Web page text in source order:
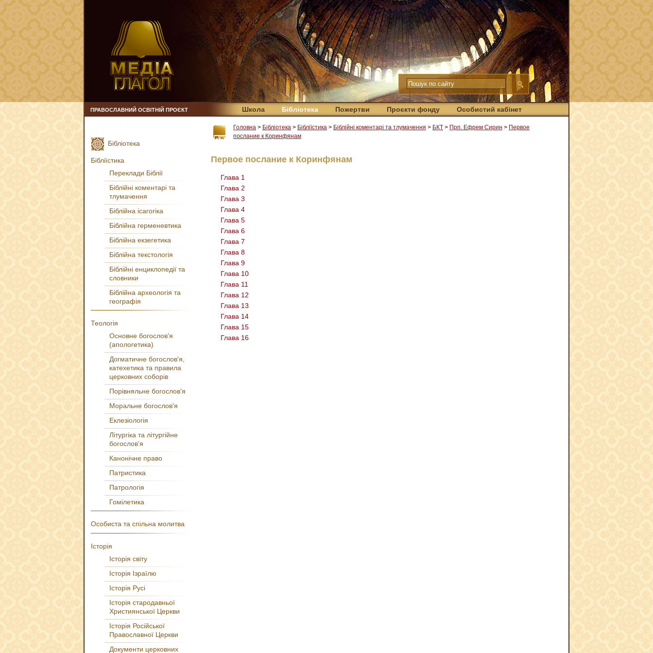
ПРАВОСЛАВНИЙ ОСВІТНІЙ ПРОЄКТ Школа Бібліотека Пожертви Проєкти фонду Особистий кабінет
Головна > Бібліотека > Бібліїстика > Біблійні коментарі та тлумачення > БКТ > Прп. Ефрем Сирин > Первое
послание к Коринфянам
Первое послание к Коринфянам
Глава 1
Глава 2
Глава 3
Глава 4
Глава 5
Глава 6
Глава 7
Глава 8
Глава 9
Глава 10
Глава 11
Глава 12
Глава 13
Глава 14
Глава 15
Глава 16
Бібліотека
Бібліїстика
Переклади Біблії
Біблійні коментарі та
тлумачення
Біблійна ісагогіка
Біблійна герменевтика
Біблійна екзегетика
Біблійна текстологія
Біблійні енциклопедії та
словники
Біблійна археологія та
географія
Теологія
Основне богослов'я
(апологетика)
Догматичне богослов'я,
катехетика та правила
церковних соборів
Порівняльне богослов'я
Моральне богослов'я
Еклезіологія
Літургіка та літургійне
богослов'я
Канонічне право
Патристика
Патрологія
Гомілетика
Особиста та спільна молитва
Історія
Історія світу
Історія Ізраїлю
Історія Русі
Історія стародавньої
Християнської Церкви
Історія Російської
Православної Церкви
Документи церковних